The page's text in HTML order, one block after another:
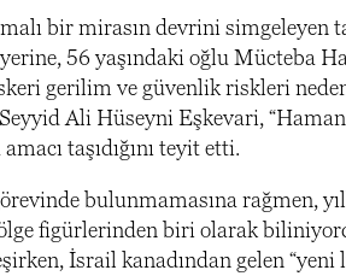
bir mirasın devrini
56 yaşındaki oğlu Mücteba
gerilim ve güvenlik riskleri
Ali Hüseyni Eşkevari,
taşıdığını teyit etti.
bulunmamasına rağmen,
figürlerinden biri olarak
İsrail kanadından gelen